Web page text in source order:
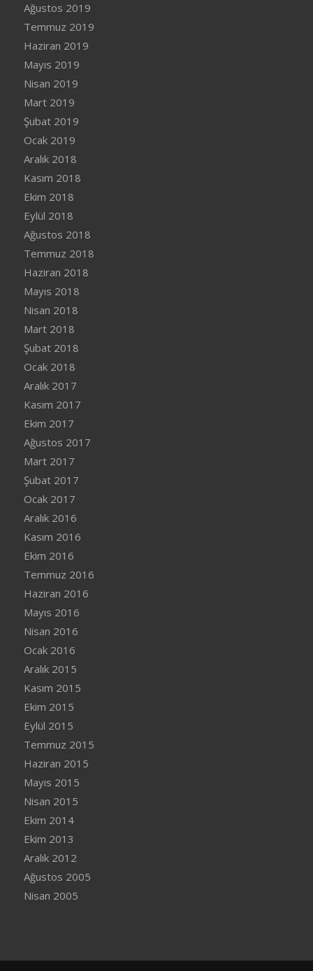
Ağustos 2019
Temmuz 2019
Haziran 2019
Mayıs 2019
Nisan 2019
Mart 2019
Şubat 2019
Ocak 2019
Aralık 2018
Kasım 2018
Ekim 2018
Eylül 2018
Ağustos 2018
Temmuz 2018
Haziran 2018
Mayıs 2018
Nisan 2018
Mart 2018
Şubat 2018
Ocak 2018
Aralık 2017
Kasım 2017
Ekim 2017
Ağustos 2017
Mart 2017
Şubat 2017
Ocak 2017
Aralık 2016
Kasım 2016
Ekim 2016
Temmuz 2016
Haziran 2016
Mayıs 2016
Nisan 2016
Ocak 2016
Aralık 2015
Kasım 2015
Ekim 2015
Eylül 2015
Temmuz 2015
Haziran 2015
Mayıs 2015
Nisan 2015
Ekim 2014
Ekim 2013
Aralık 2012
Ağustos 2005
Nisan 2005